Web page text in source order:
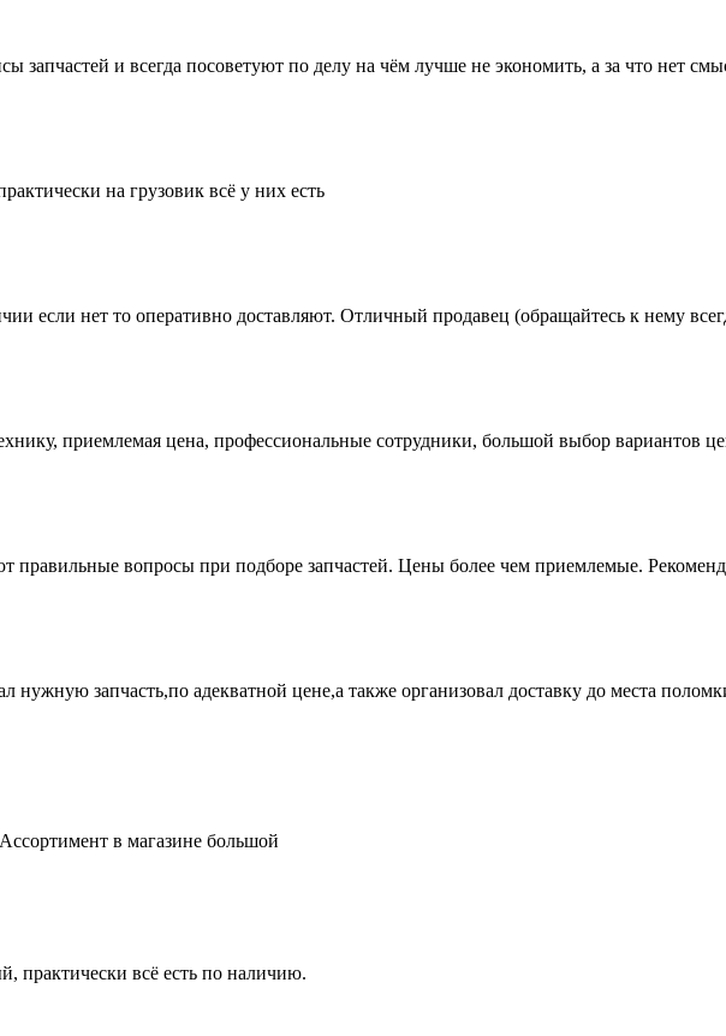
и всегда посоветуют по делу на чём лучше не экономить, а за что нет
на грузовик всё у них есть
если нет то оперативно доставляют. Отличный продавец (обращайтесь к нему
приемлемая цена, профессиональные сотрудники, большой выбор вариантов
правильные вопросы при подборе запчастей. Цены более чем приемлемые.
запчасть,по адекватной цене,а также организовал доставку до места
в магазине большой
практически всё есть по наличию.